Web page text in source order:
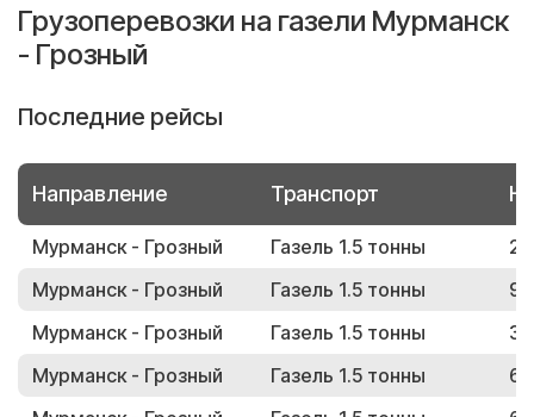
Грузоперевозки на газели Мурманск
- Грозный
Последние рейсы
Направление Транспорт
Мурманск - Грозный Газель 1.5 тонны
Мурманск - Грозный
Газель 1.5 тонны
Мурманск - Грозный
Газель 1.5 тонны
Мурманск - Грозный
Газель 1.5 тонны